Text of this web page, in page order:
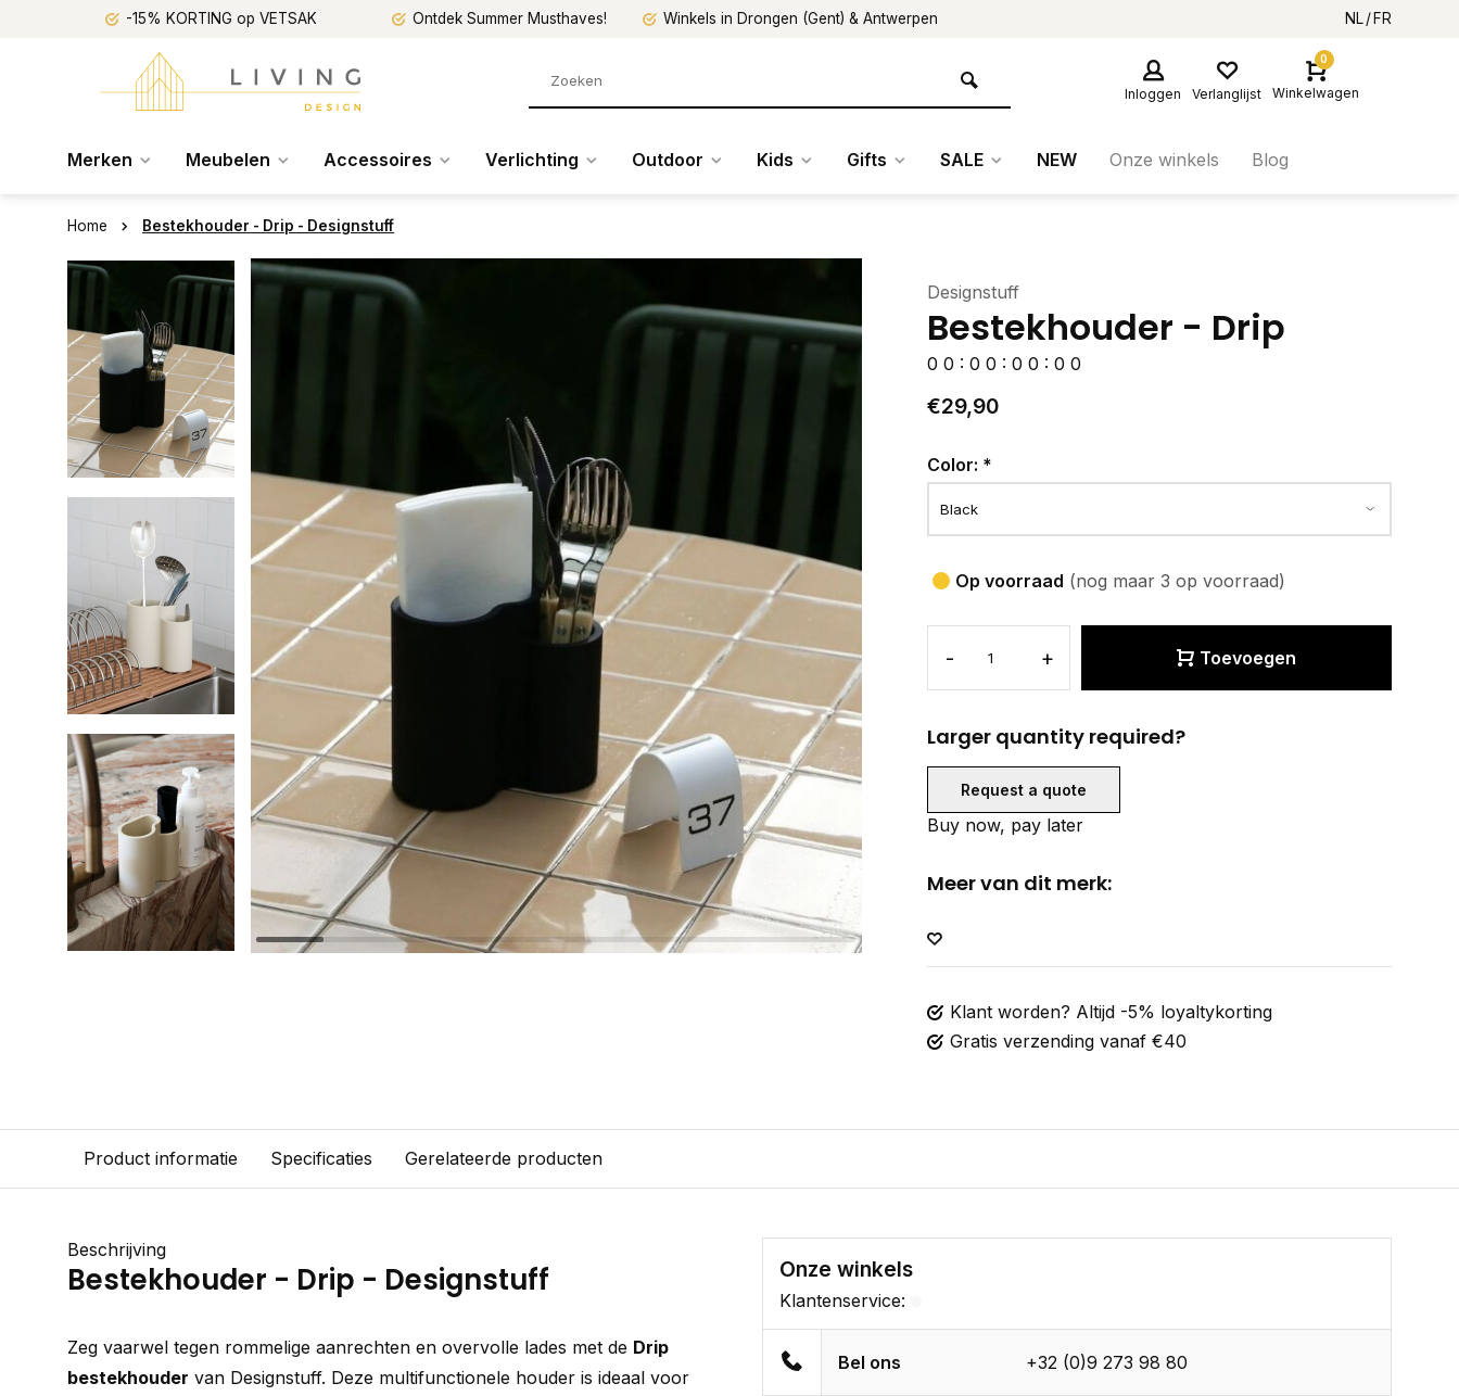
-15% KORTING op VETSAK Ontdek Summer Musthaves! Winkels in Drongen (Gent) & Antwerpen NL FR
Inloggen Verlanglijst
0
Winkelwagen
Merken Meubelen Accessoires Verlichting Outdoor Kids Gifts SALE NEW Onze winkels Blog
Home Bestekhouder - Drip - Designstuff
Designstuff
Bestekhouder - Drip
0 0 : 0 0 : 0 0 : 0 0
€29,90
Color: *
Op voorraad (nog maar 3 op voorraad)
- + Toevoegen
Larger quantity required?
Request a quote
Buy now, pay later
Meer van dit merk:
Klant worden? Altijd -5% loyaltykorting
Gratis verzending vanaf €40
Product informatie Specificaties Gerelateerde producten
Beschrijving
Bestekhouder - Drip - Designstuff
Zeg vaarwel tegen rommelige aanrechten en overvolle lades met de Drip
bestekhouder van Designstuff. Deze multifunctionele houder is ideaal voor
Onze winkels
Klantenservice:
Bel ons +32 (0)9 273 98 80